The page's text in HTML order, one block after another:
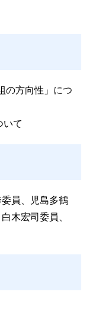
の方向性」につ
いて
員、児島多鶴
木宏司委員、